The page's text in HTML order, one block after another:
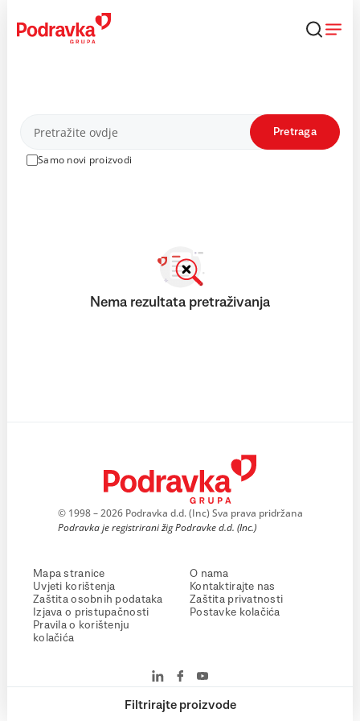
content
Proizvodi
Samo novi proizvodi
Pretraga
Filtrirajte proizvode
Nema rezultata pretraživanja
© 1998 – 2026 Podravka d.d. (Inc) Sva prava pridržana
Podravka je registrirani žig Podravke d.d. (Inc.)
Mapa stranice
Uvjeti korištenja
Zaštita osobnih podataka
Izjava o pristupačnosti
Pravila o korištenju
kolačića
O nama
Kontaktirajte nas
Zaštita privatnosti
Postavke kolačića